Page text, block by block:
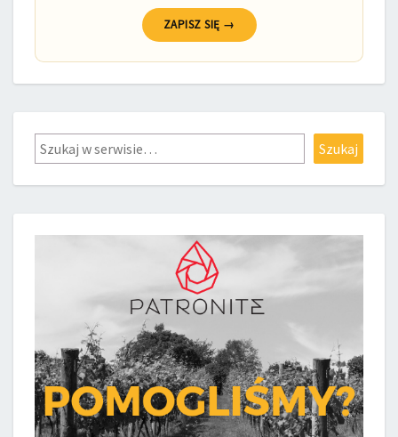
ZAPISZ SIĘ →
Szukaj Szukaj